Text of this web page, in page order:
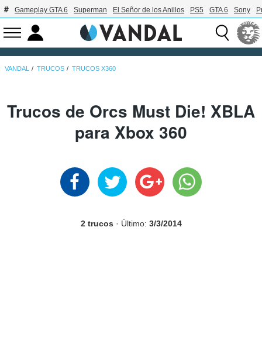
Gameplay GTA 6 Superman El Señor de los Anillos PS5 GTA 6 Sony
VANDAL TRUCOS TRUCOS X360
Trucos de Orcs Must Die! XBLA
para Xbox 360
2 trucos · Último: 3/3/2014